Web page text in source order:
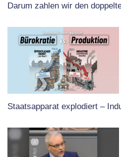
Darum zahlen wir den
Staatsapparat explodiert –